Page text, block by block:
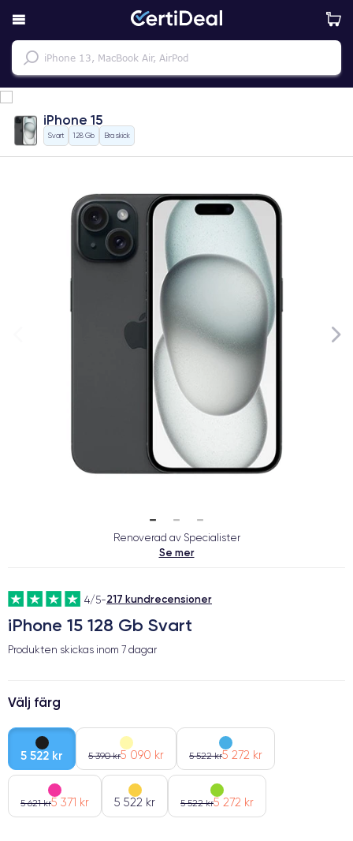
iPhone 15
Svart 128 Gb Bra skick
Renoverad av Specialister
Se mer
4/5-217 kundrecensioner
iPhone 15 128 Gb Svart
Produkten skickas inom 7 dagar
Välj färg
5 522 kr 5 390 kr5 090 kr 5 522 kr5 272 kr
5 621 kr5 371 kr 5 522 kr 5 522 kr5 272 kr